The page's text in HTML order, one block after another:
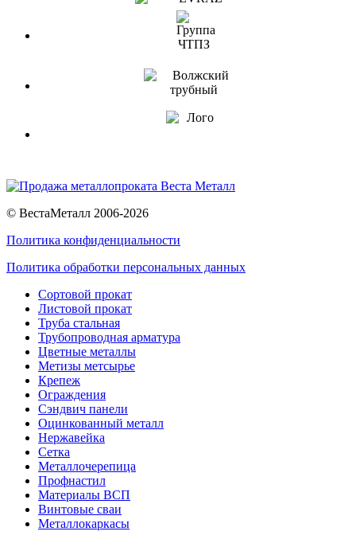
© ВестаМеталл 2006-2026
Политика конфиденциальности
Политика обработки персональных данных
Сортовой прокат
Листовой прокат
Труба стальная
Трубопроводная арматура
Цветные металлы
Метизы метсырье
Крепеж
Ограждения
Сэндвич панели
Оцинкованный металл
Нержавейка
Сетка
Металлочерепица
Профнастил
Материалы ВСП
Винтовые сваи
Металлокаркасы